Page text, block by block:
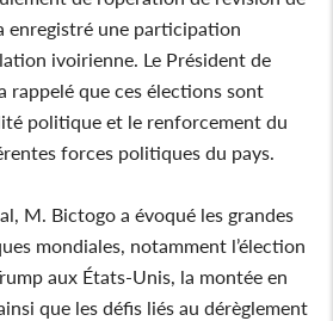
enregistré une participation
ivoirienne. Le Président de
rappelé que ces élections sont
politique et le renforcement du
forces politiques du pays.
M. Bictogo a évoqué les grandes
mondiales, notamment l’élection
aux États-Unis, la montée en
que les défis liés au dérèglement